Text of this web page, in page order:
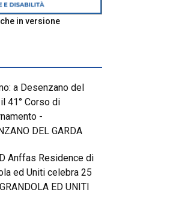
in versione
a Desenzano del
41° Corso di
-
DEL GARDA
Anffas Residence di
ed Uniti celebra 25
ED UNITI